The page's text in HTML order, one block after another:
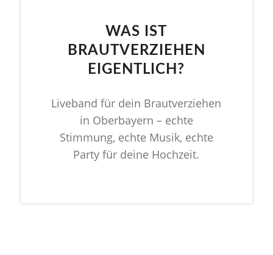
WAS IST
BRAUTVERZIEHEN
EIGENTLICH?
Liveband für dein Brautverziehen
in Oberbayern – echte
Stimmung, echte Musik, echte
Party für deine Hochzeit.